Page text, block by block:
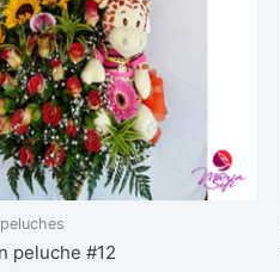
peluche #12